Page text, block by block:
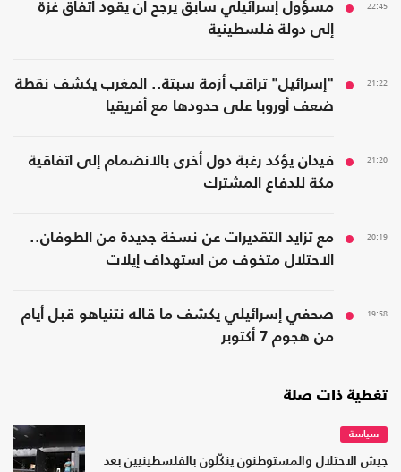
22:45
مسؤول إسرائيلي سابق يرجح أن يقود اتفاق غزة
إلى دولة فلسطينية
21:22
"إسرائيل" تراقب أزمة سبتة.. المغرب يكشف نقطة
ضعف أوروبا على حدودها مع أفريقيا
21:20
فيدان يؤكد رغبة دول أخرى بالانضمام إلى اتفاقية
مكة للدفاع المشترك
20:19
مع تزايد التقديرات عن نسخة جديدة من الطوفان..
الاحتلال متخوف من استهداف إيلات
19:58
صحفي إسرائيلي يكشف ما قاله نتنياهو قبل أيام
من هجوم 7 أكتوبر
تغطية ذات صلة
سياسة
جيش الاحتلال والمستوطنون ينكّلون بالفلسطينيين بعد